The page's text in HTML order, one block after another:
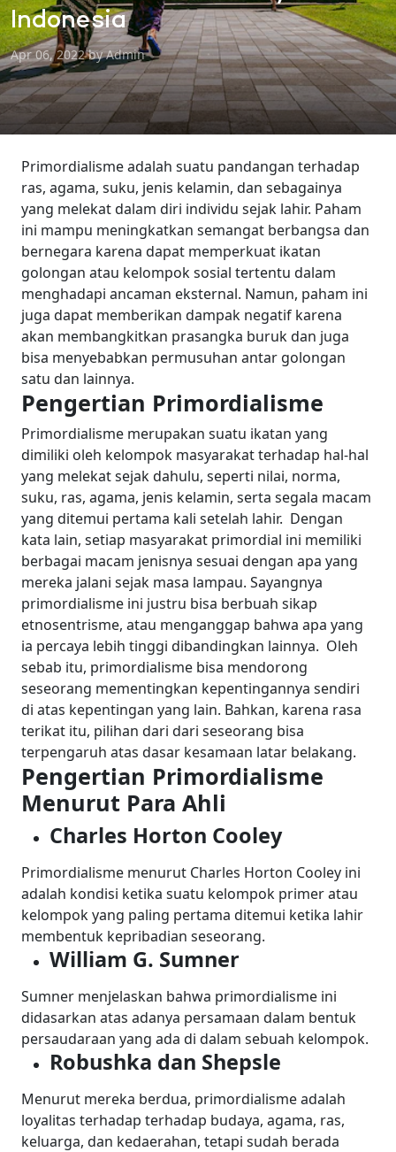
Indonesia
Apr 06, 2022 by Admin
Primordialisme adalah suatu pandangan terhadap
ras, agama, suku, jenis kelamin, dan sebagainya
yang melekat dalam diri individu sejak lahir. Paham
ini mampu meningkatkan semangat berbangsa dan
bernegara karena dapat memperkuat ikatan
golongan atau kelompok sosial tertentu dalam
menghadapi ancaman eksternal. Namun, paham ini
juga dapat memberikan dampak negatif karena
akan membangkitkan prasangka buruk dan juga
bisa menyebabkan permusuhan antar golongan
satu dan lainnya.
Pengertian Primordialisme
Primordialisme merupakan suatu ikatan yang
dimiliki oleh kelompok masyarakat terhadap hal-hal
yang melekat sejak dahulu, seperti nilai, norma,
suku, ras, agama, jenis kelamin, serta segala macam
yang ditemui pertama kali setelah lahir. Dengan
kata lain, setiap masyarakat primordial ini memiliki
berbagai macam jenisnya sesuai dengan apa yang
mereka jalani sejak masa lampau. Sayangnya
primordialisme ini justru bisa berbuah sikap
etnosentrisme, atau menganggap bahwa apa yang
ia percaya lebih tinggi dibandingkan lainnya. Oleh
sebab itu, primordialisme bisa mendorong
seseorang mementingkan kepentingannya sendiri
di atas kepentingan yang lain. Bahkan, karena rasa
terikat itu, pilihan dari dari seseorang bisa
terpengaruh atas dasar kesamaan latar belakang.
Pengertian Primordialisme
Menurut Para Ahli
Charles Horton Cooley
Primordialisme menurut Charles Horton Cooley ini
adalah kondisi ketika suatu kelompok primer atau
kelompok yang paling pertama ditemui ketika lahir
membentuk kepribadian seseorang.
William G. Sumner
Sumner menjelaskan bahwa primordialisme ini
didasarkan atas adanya persamaan dalam bentuk
persaudaraan yang ada di dalam sebuah kelompok.
Robushka dan Shepsle
Menurut mereka berdua, primordialisme adalah
loyalitas terhadap terhadap budaya, agama, ras,
keluarga, dan kedaerahan, tetapi sudah berada